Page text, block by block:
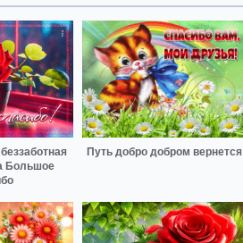
Большое
Путь добро добром вернется